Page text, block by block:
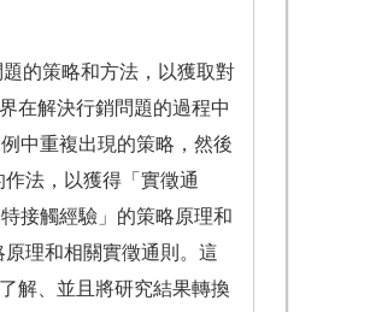
的策略和方法，以獲取對
在解決行銷問題的過程中
中重複出現的策略，然後
法，以獲得「實徵通
接觸經驗」的策略原理和
理和相關實徵通則。這
解、並且將研究結果轉換